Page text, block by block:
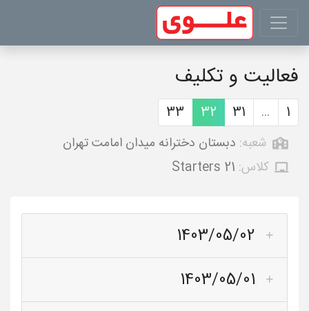
فعالیت و تکلیف
1
...
31
32
33
شعبه: دبستان دخترانه میدان امامت تهران
کلاس: Starters 21
1403/05/02
1403/05/01